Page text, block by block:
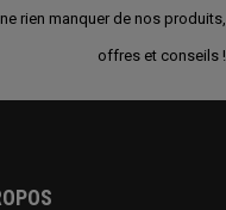
rien manquer de nos produits,
offres et conseils !